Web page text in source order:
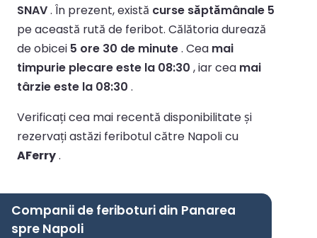
SNAV. În prezent, există curse săptămânale 5
pe această rută de feribot. Călătoria durează
de obicei 5 ore 30 de minute. Cea mai
timpurie plecare este la 08:30 , iar cea mai
târzie este la 08:30 .
Verificați cea mai recentă disponibilitate și
rezervați astăzi feribotul către Napoli cu
AFerry.
Companii de feriboturi din Panarea
spre Napoli